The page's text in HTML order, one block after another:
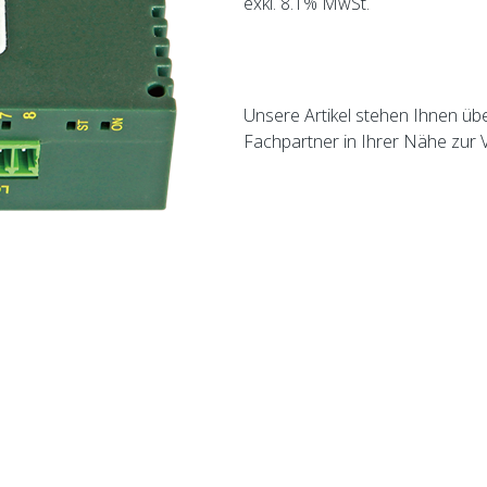
Unsere Artikel stehen Ihnen
Fachpartner in Ihrer Nähe zur